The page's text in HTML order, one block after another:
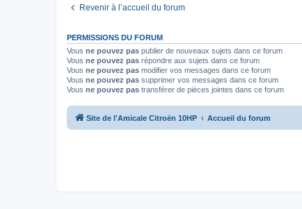
Revenir à l’accueil du forum
PERMISSIONS DU FORUM
Vous ne pouvez pas publier de nouveaux sujets dans ce forum
Vous ne pouvez pas répondre aux sujets dans ce forum
Vous ne pouvez pas modifier vos messages dans ce forum
Vous ne pouvez pas supprimer vos messages dans ce forum
Vous ne pouvez pas transférer de pièces jointes dans ce forum
Site de l'Amicale Citroën 10HP Accueil du forum